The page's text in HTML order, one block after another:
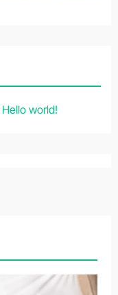
Hello world!